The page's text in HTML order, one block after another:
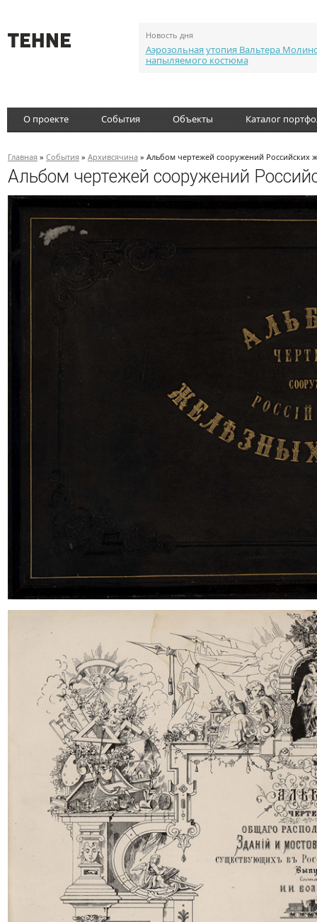
Новость дня
Аэрозольная утопия Вальтера
напыляемого костюма
О проекте События Объекты Каталог
Главная » События » Архивсячина » Альбом чертежей сооружений Российских
Альбом чертежей сооружений